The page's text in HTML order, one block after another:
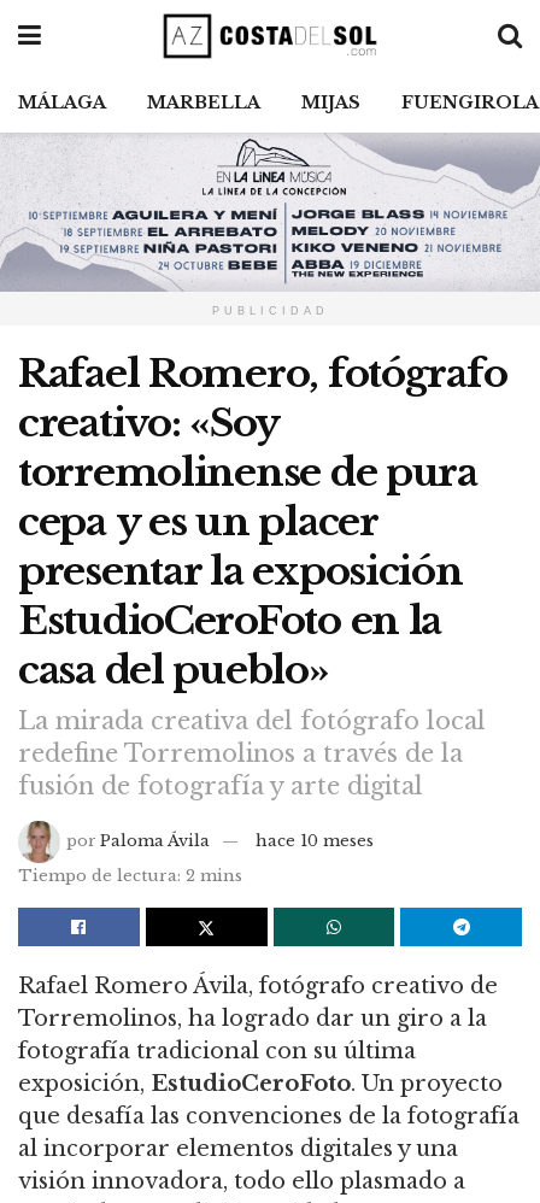
MÁLAGA MARBELLA MIJAS FUENGIROLA
PUBLICIDAD
Rafael Romero, fotógrafo
creativo: «Soy
torremolinense de pura
cepa y es un placer
presentar la exposición
EstudioCeroFoto en la
casa del pueblo»
La mirada creativa del fotógrafo local
redefine Torremolinos a través de la
fusión de fotografía y arte digital
por Paloma Ávila
hace 10 meses
Tiempo de lectura: 2 mins
Rafael Romero Ávila, fotógrafo creativo de
Torremolinos, ha logrado dar un giro a la
fotografía tradicional con su última
exposición, EstudioCeroFoto. Un proyecto
que desafía las convenciones de la fotografía
al incorporar elementos digitales y una
visión innovadora, todo ello plasmado a